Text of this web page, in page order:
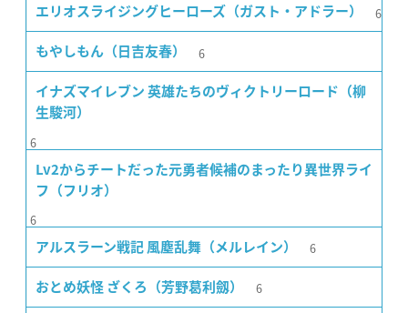
エリオスライジングヒーローズ（ガスト・アドラー） 6
もやしもん（日吉友春） 6
イナズマイレブン 英雄たちのヴィクトリーロード（柳
生駿河）
6
Lv2からチートだった元勇者候補のまったり異世界ライ
フ（フリオ）
6
アルスラーン戦記 風塵乱舞（メルレイン） 6
おとめ妖怪 ざくろ（芳野葛利劔） 6